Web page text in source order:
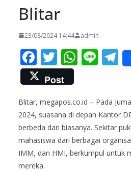
Blitar
23/08/2024 14:44 admin
F
ac
e
b
o
o
k
T
w
itt
er
W
s
A
p
p
Li T
el
a
Post
Blitar, megapos.co.id – Pada
2024, suasana di depan Kantor
berbeda dari biasanya. Sekitar
mahasiswa dari berbagai
IMM, dan HMI, berkumpul untuk
mereka.